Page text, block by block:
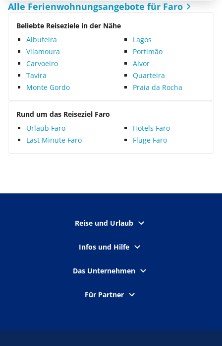
Alle Ferienwohnungsangebote für Faro
Beliebte Reiseziele in der Nähe
Albufeira
Lagos
Vilamoura
Portimão
Carvoeiro
Alvor
Tavira
Quarteira
Monte Gordo
Praia da Rocha
Rund um das Reiseziel Faro
Urlaub Faro
Hotels Faro
Last Minute Faro
Flüge Faro
Reise und Urlaub
Infos und Hilfe
Das Unternehmen
Für Partner